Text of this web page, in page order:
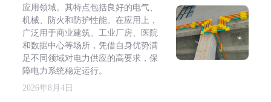
应用领域。其特点包括良好的电气、
机械、防火和防护性能。在应用上，
广泛用于商业建筑、工业厂房、医院
和数据中心等场所，凭借自身优势满
足不同领域对电力供应的高要求，保
障电力系统稳定运行。
2026年8月4日